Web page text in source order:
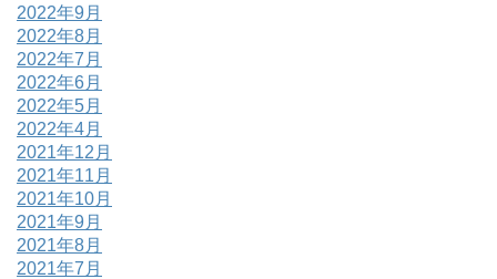
2022年9月
2022年8月
2022年7月
2022年6月
2022年5月
2022年4月
2021年12月
2021年11月
2021年10月
2021年9月
2021年8月
2021年7月